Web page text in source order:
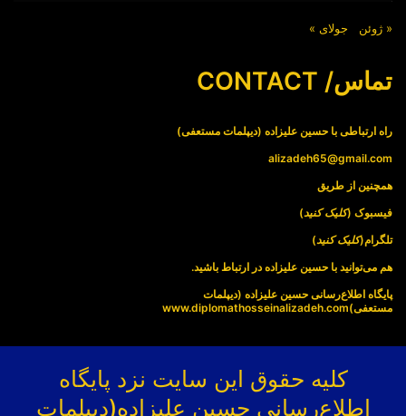
« ژوئن جولای »
تماس/ CONTACT
راه ارتباطی با حسین علیزاده (دیپلمات مستعفی)
alizadeh65@gmail.com
همچنین از طریق
فیسبوک (کلیک کنید)
تلگرام(کلیک کنید)
هم می‌توانید با حسین علیزاده در ارتباط باشید.
پایگاه اطلاع‌رسانی حسین علیزاده (دیپلمات
مستعفی)www.diplomathosseinalizadeh.com
کلیه حقوق این سایت نزد پایگاه
اطلاع‌رسانی حسین علیزاده(دیپلمات